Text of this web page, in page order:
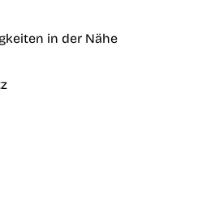
in der Nähe